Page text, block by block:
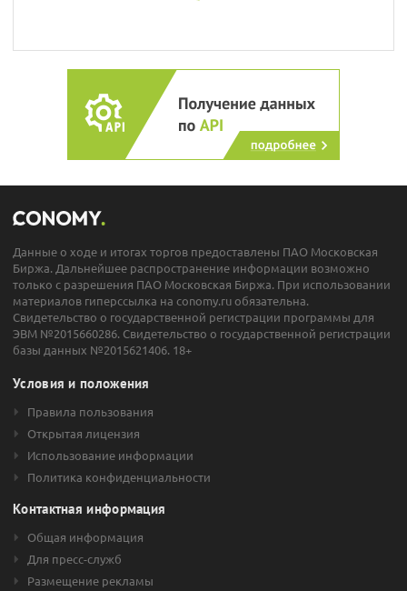
Данные о ходе и итогах торгов предоставлены ПАО Московская
Биржа. Дальнейшее распространение информации возможно
только с разрешения ПАО Московская Биржа. При использовании
материалов гиперссылка на conomy.ru обязательна.
Свидетельство о государственной регистрации программы для
ЭВМ №2015660286. Свидетельство о государственной регистрации
базы данных №2015621406. 18+
Условия и положения
Правила пользования
Открытая лицензия
Использование информации
Политика конфиденциальности
Контактная информация
Общая информация
Для пресс-служб
Размещение рекламы